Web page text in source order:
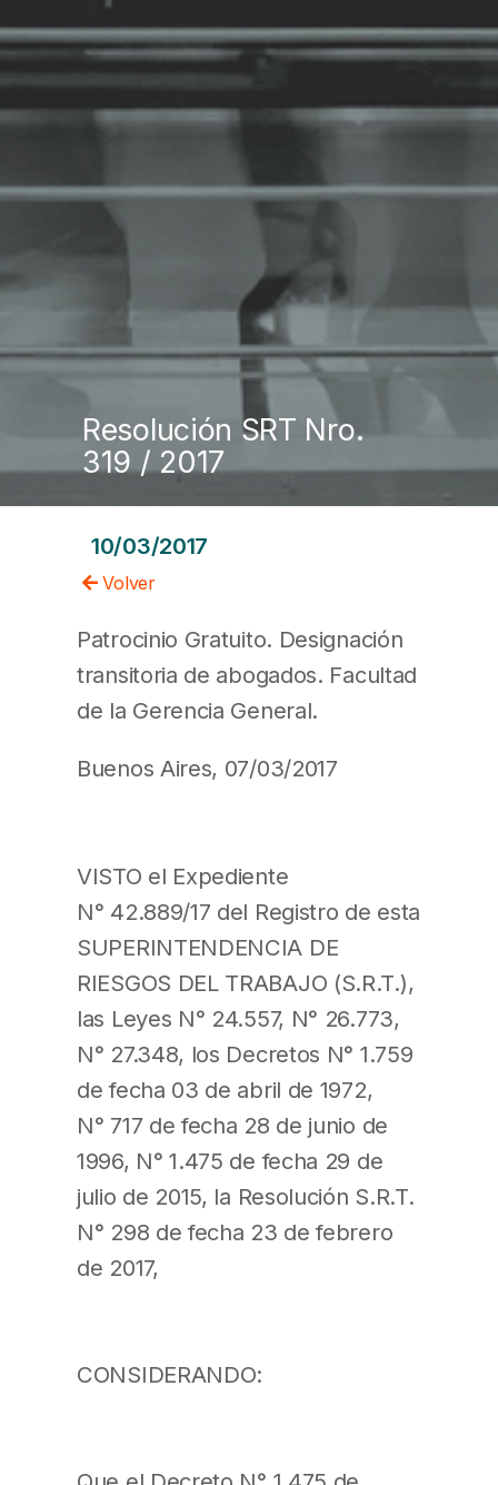
Resolución SRT Nro.
319 / 2017
10/03/2017
Volver
Patrocinio Gratuito. Designación
transitoria de abogados. Facultad
de la Gerencia General.
Buenos Aires, 07/03/2017
VISTO el Expediente
N° 42.889/17 del Registro de esta
SUPERINTENDENCIA DE
RIESGOS DEL TRABAJO (S.R.T.),
las Leyes N° 24.557, N° 26.773,
N° 27.348, los Decretos N° 1.759
de fecha 03 de abril de 1972,
N° 717 de fecha 28 de junio de
1996, N° 1.475 de fecha 29 de
julio de 2015, la Resolución S.R.T.
N° 298 de fecha 23 de febrero
de 2017,
CONSIDERANDO: